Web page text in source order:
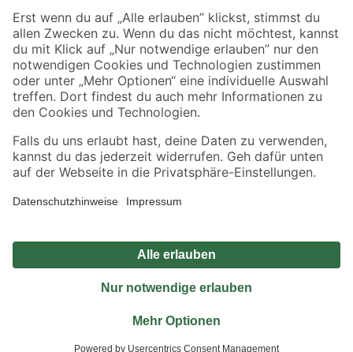
Sicher einkaufen
Jetzt die toom-App herunterladen
Alle Preisangaben in EUR inkl. gesetzl. MwSt.. Die dargestellten Angebote sind unter
Umständen nicht in allen Märkten verfügbar. Die angegebenen Verfügbarkeiten beziehen
Produkte nur solange der Vorrat reicht.
*Paketversand ab 59 € versandkostenfrei, gilt nicht für Artikel mit Speditionsversand, hier
Privatsphäre Impressum
Nutzungsbedingungen
Widerrufsrecht
Vertrag widerrufen
© 2026 toom Baumarkt GmbH